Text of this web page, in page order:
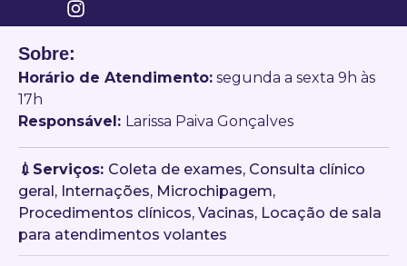
Sobre:
Horário de Atendimento: segunda a sexta 9h às
17h
Responsável: Larissa Paiva Gonçalves
💉Serviços: Coleta de exames, Consulta clínico
geral, Internações, Microchipagem,
Procedimentos clínicos, Vacinas, Locação de sala
para atendimentos volantes